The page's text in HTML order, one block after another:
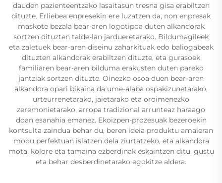
dauden pazienteentzako lasaitasun tresna gisa erabiltzen
dituzte. Erliebea enpresekin ere luzatzen da, non enpresak
maskote bezala bear-aren logotipoa duten alkandorak
sortzen dituzten talde-lan jardueretarako. Bildumagileek
eta zaletuek bear-aren diseinu zaharkituak edo baliogabeak
dituzten alkandorak erabiltzen dituzte, eta gurasoek
familiaren bear-aren bilduma erakusten duten pareko
jantziak sortzen dituzte. Oinezko osoa duen bear-aren
alkandora opari bikaina da ume-alaba ospakizunetarako,
urteurrenetarako, jaietarako eta oroimenezko
zeremonietarako, arropa tradizional arrunteaz haraago
doan esanahia emanez. Ekoizpen-prozesuak bezeroekin
kontsulta zaindua behar du, beren ideia produktu amaieran
modu perfektuan islatzen dela ziurtatzeko, eta alkandora
mota, kolore eta tamaina ezberdinak eskaintzen ditu, gustu
eta behar desberdinetarako egokitze aldera.